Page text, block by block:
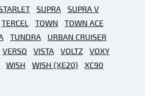
SUPRA
SUPRA V
TERCEL TOWN
TOWN ACE
TUNDRA
URBAN CRUISER
VERSO VISTA VOLTZ
VOXY
WISH WISH (XE20)
XC90